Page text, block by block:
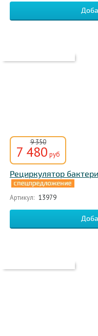
9 350
7 480 руб
Рециркулятор
Артикул: 13979